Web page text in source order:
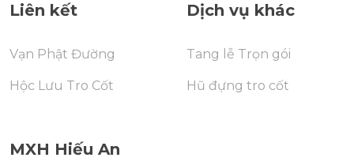
Liên kết
Vạn Phật Đường
Hộc Lưu Tro Cốt
Dịch vụ khác
Tang lễ Trọn gói
Hũ đựng tro cốt
MXH Hiếu An